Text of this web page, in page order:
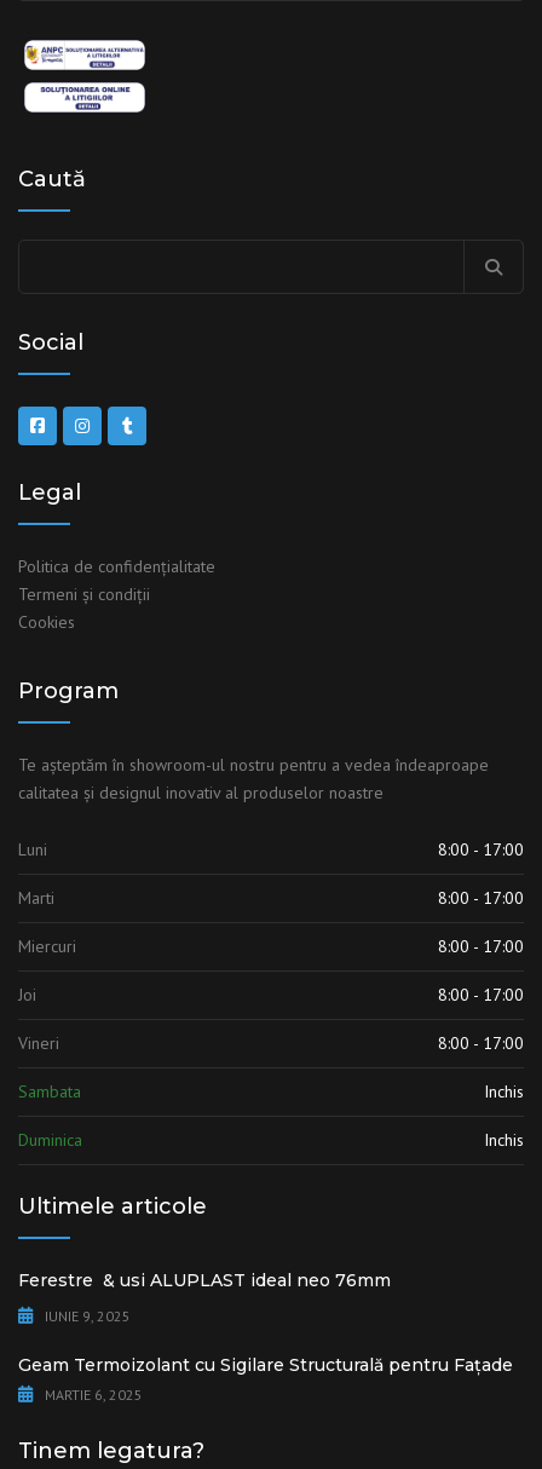
Caută
Social
Legal
Politica de confidențialitate
Termeni şi condiţii
Cookies
Program
Te așteptăm în showroom-ul nostru pentru a vedea îndeaproape
calitatea și designul inovativ al produselor noastre
Luni 8:00 - 17:00
Marti 8:00 - 17:00
Miercuri 8:00 - 17:00
Joi 8:00 - 17:00
Vineri 8:00 - 17:00
Sambata Inchis
Duminica Inchis
Ultimele articole
Ferestre & usi ALUPLAST ideal neo 76mm
IUNIE 9, 2025
Geam Termoizolant cu Sigilare Structurală pentru Fațade
MARTIE 6, 2025
Tinem legatura?